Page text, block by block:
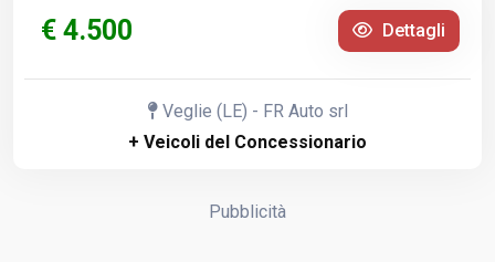
€ 4.500 Dettagli
Veglie (LE) - FR Auto srl
+ Veicoli del Concessionario
Pubblicità